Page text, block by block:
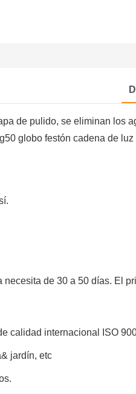
de pulido, se eliminan los
de 30 a 50 días. El
calidad internacional ISO
jardín, etc